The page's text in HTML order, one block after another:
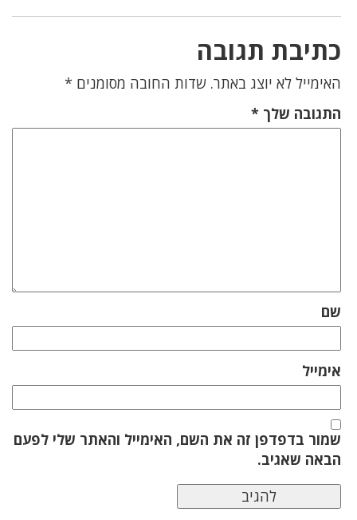
כתיבת תגובה
האימייל לא יוצג באתר. שדות החובה מסומנים *
התגובה שלך *
שם
אימייל
שמור בדפדפן זה את השם, האימייל והאתר שלי לפעם
הבאה שאגיב.